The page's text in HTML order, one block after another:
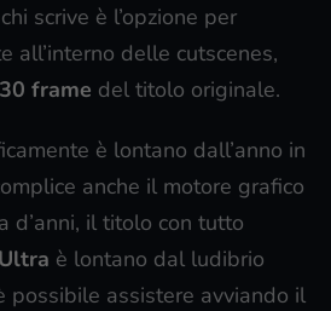
scrive è l’opzione per
all’interno delle cutscenes,
30 frame del titolo originale.
è lontano dall’anno in
anche il motore grafico
d’anni, il titolo con tutto
Ultra è lontano dal ludibrio
possibile assistere avviando il